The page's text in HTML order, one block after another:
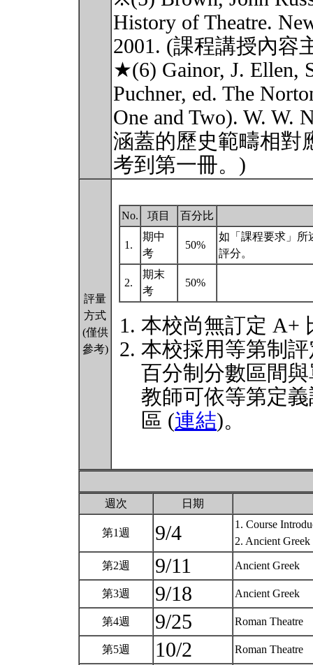
History of Theatre.
2001. (課程講授內容
★(6) Gainor, J. Ellen,
Puchner, ed. The
One and Two). W. W.
涵蓋的歷史範疇相對
考到第一冊。)
評量
方式
(僅供
參考)
No. 項目 百分比
1.
期中
考
50%
如「課程要求」所
評分。
2.
期末
考
50%
本校尚無訂定 A+
本校採用等第制
百分制分數區間
教師可依等第定
區 (連結)。
週次 日期
第1週 9/4
1. Course
2. Ancient Greek
第2週 9/11 Ancient Greek
第3週 9/18 Ancient Greek
第4週 9/25 Roman Theatre
第5週 10/2 Roman Theatre